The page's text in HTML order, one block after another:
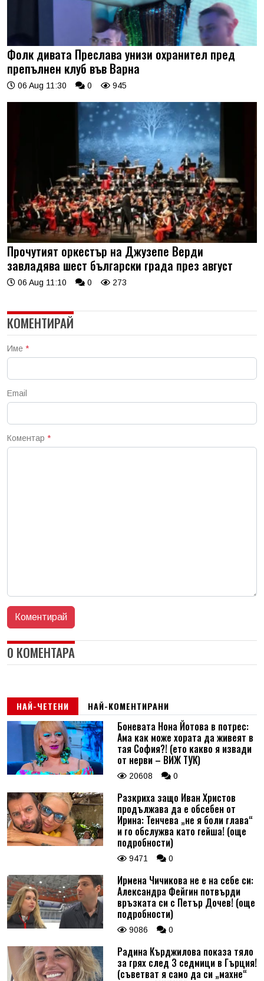
Фолк дивата Преслава унизи охранител пред
препълнен клуб във Варна
06 Aug 11:30 0 945
Прочутият оркестър на Джузепе Верди
завладява шест български града през август
06 Aug 11:10 0 273
КОМЕНТИРАЙ
Име *
Email
Коментар *
0 КОМЕНТАРА
НАЙ-ЧЕТЕНИ НАЙ-КОМЕНТИРАНИ
Боневата Нона Йотова в потрес:
Ама как може хората да живеят в
тая София?! (ето какво я извади
от нерви – ВИЖ ТУК)
20608 0
Разкриха защо Иван Христов
продължава да е обсебен от
Ирина: Тенчева „не я боли глава“
и го обслужва като гейша! (още
подробности)
9471 0
Ирмена Чичикова не е на себе си:
Александра Фейгин потвърди
връзката си с Петър Дочев! (още
подробности)
9086 0
Радина Кърджилова показа тяло
за грях след 3 седмици в Гърция!
(съветват я само да си „махне“